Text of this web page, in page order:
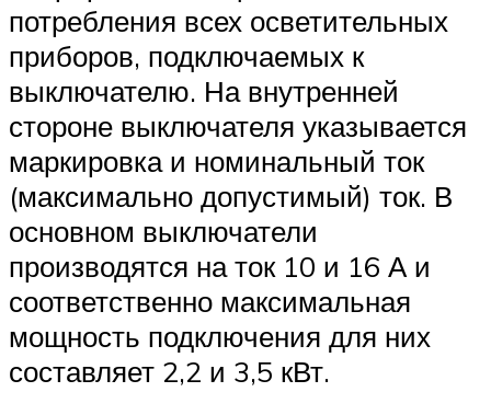
потребления всех осветительных
приборов, подключаемых к
выключателю. На внутренней
стороне выключателя указывается
маркировка и номинальный ток
(максимально допустимый) ток. В
основном выключатели
производятся на ток 10 и 16 А и
соответственно максимальная
мощность подключения для них
составляет 2,2 и 3,5 кВт.